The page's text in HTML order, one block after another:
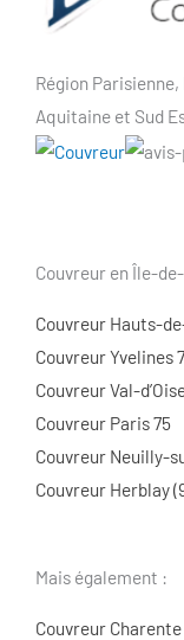
Région
Aquitaine et Sud
Couvreur en Île-
Couvreur Hauts-
Couvreur Yvelines
Couvreur Val-
Couvreur Paris 75
Couvreur Neuilly-
Couvreur Herblay
Mais également :
Couvreur Charente